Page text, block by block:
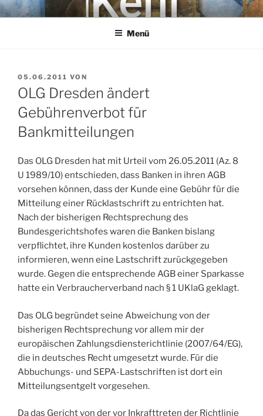
Zum
InhaltKEHL
Rechtsanwaltsgesellschaft mbH
Menü
VERÖFFENTLICHT
AM
05.06.2011 VON
OLG Dresden ändert
Gebührenverbot für
Bankmitteilungen
Das OLG Dresden hat mit Urteil vom 26.05.2011 (Az. 8
U 1989/10) entschieden, dass Banken in ihren AGB
vorsehen können, dass der Kunde eine Gebühr für die
Mitteilung einer Rücklastschrift zu entrichten hat.
Nach der bisherigen Rechtsprechung des
Bundesgerichtshofes waren die Banken bislang
verpflichtet, ihre Kunden kostenlos darüber zu
informieren, wenn eine Lastschrift zurückgegeben
wurde. Gegen die entsprechende AGB einer Sparkasse
hatte ein Verbraucherverband nach § 1 UKlaG geklagt.
Das OLG begründet seine Abweichung von der
bisherigen Rechtsprechung vor allem mir der
europäischen Zahlungsdiensterichtlinie (2007/64/EG),
die in deutsches Recht umgesetzt wurde. Für die
Abbuchungs- und SEPA-Lastschriften ist dort ein
Mitteilungsentgelt vorgesehen.
Da das Gericht von der vor Inkrafttreten der Richtlinie